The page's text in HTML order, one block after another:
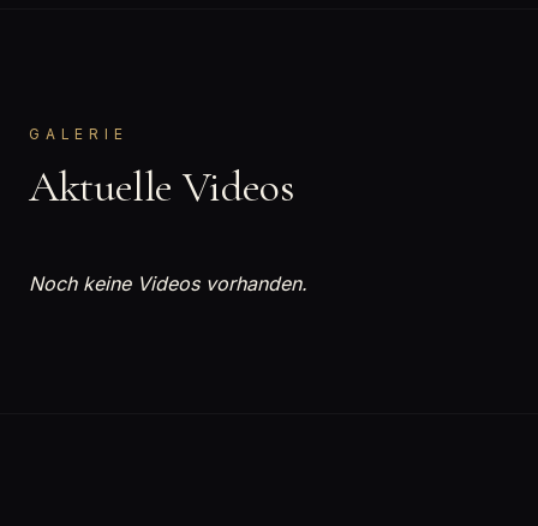
GALERIE
Aktuelle Videos
Noch keine Videos vorhanden.